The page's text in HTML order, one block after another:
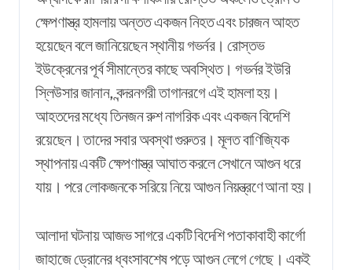
ক্ষেপণাস্ত্র হামলায় অন্তত একজন নিহত এবং চারজন আহত
হয়েছেন বলে জানিয়েছেন স্থানীয় গভর্নর। রোস্তভ
ইউক্রেনের পূর্ব সীমান্তের কাছে অবস্থিত। গভর্নর ইউরি
স্লিউসার জানান, বন্দরনগরী তাগানরগে এই হামলা হয়।
আহতদের মধ্যে তিনজন রুশ নাগরিক এবং একজন বিদেশি
রয়েছেন। তাদের সবার অবস্থা গুরুতর। মূলত বাণিজ্যিক
স্থাপনায় একটি ক্ষেপণাস্ত্র আঘাত করলে সেখানে আগুন ধরে
যায়। পরে লোকজনকে সরিয়ে নিয়ে আগুন নিয়ন্ত্রণে আনা হয়।
আলাদা ঘটনায় আজভ সাগরে একটি বিদেশি পতাকাবাহী কার্গো
জাহাজে ড্রোনের ধ্বংসাবশেষ পড়ে আগুন লেগে গেছে। একই